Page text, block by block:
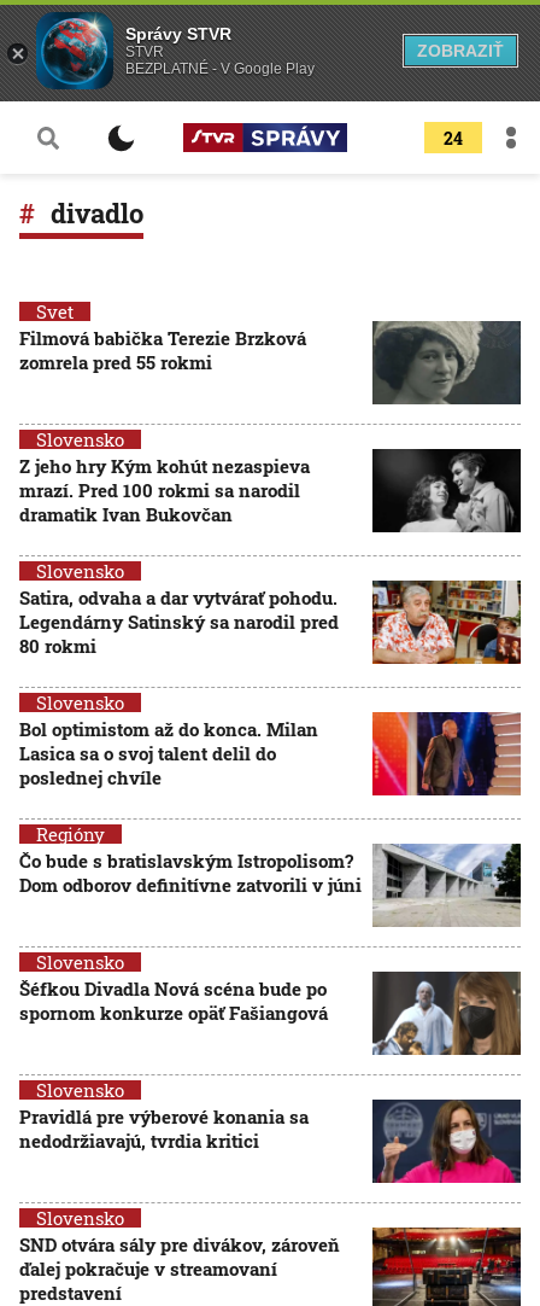
24
divadlo
Svet
Filmová babička Terezie Brzková
zomrela pred 55 rokmi
Slovensko
Z jeho hry Kým kohút nezaspieva
mrazí. Pred 100 rokmi sa narodil
dramatik Ivan Bukovčan
Slovensko
Satira, odvaha a dar vytvárať pohodu.
Legendárny Satinský sa narodil pred
80 rokmi
Slovensko
Bol optimistom až do konca. Milan
Lasica sa o svoj talent delil do
poslednej chvíle
Regióny
Čo bude s bratislavským Istropolisom?
Dom odborov definitívne zatvorili v júni
Slovensko
Šéfkou Divadla Nová scéna bude po
spornom konkurze opäť Fašiangová
Slovensko
Pravidlá pre výberové konania sa
nedodržiavajú, tvrdia kritici
Slovensko
SND otvára sály pre divákov, zároveň
ďalej pokračuje v streamovaní
predstavení
Správy STVR
STVR
BEZPLATNÉ - V Google Play
ZOBRAZIŤ